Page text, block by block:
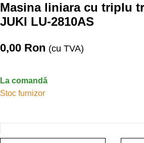
Masina liniara cu triplu
JUKI LU-2810AS
0,00 Ron (cu TVA)
La comandă
Stoc furnizor